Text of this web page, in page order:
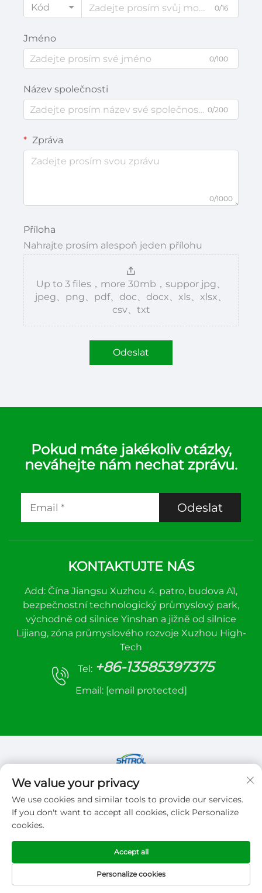
Kód
0/16
Jméno
0/100
Název společnosti
0/200
Zpráva
0/1000
Příloha
Nahrajte prosím alespoň jeden přílohu
Up to 3 files，more 30mb，suppor jpg、
jpeg、png、pdf、doc、docx、xls、xlsx、
csv、txt
Odeslat
Pokud máte jakékoliv otázky,
neváhejte nám nechat zprávu.
Odeslat
KONTAKTUJTE NÁS
Add: Čína Jiangsu Xuzhou 4. patro, budova A1,
bezpečnostní technologický průmyslový park,
východně od silnice Yinshan a jižně od silnice
Lijiang, zóna průmyslového rozvoje Xuzhou High-
Tech
Tel: +86-13585397375
Email: [email protected]
Copyright © 2026 Xuzhou sanhe automatic
control equipment Co.,LTD. Všechna práva
vyhrazena
DOMOVSKÁ
PRODUKTY E-MAIL TEL.
We value your privacy
We use cookies and similar tools to provide our services.
If you don't want to accept all cookies, click Personalize
cookies.
Personalize cookies
Accept all